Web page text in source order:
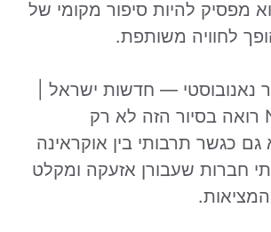
מפסיק להיות סיפור מקומי של
לחוויה משותפת.
— חדשות ישראל |
Nikk.Agency רואה בסיור הזה לא רק
כגשר תרבותי בין אוקראינה
חברות שעבורן אזעקה ומקלט